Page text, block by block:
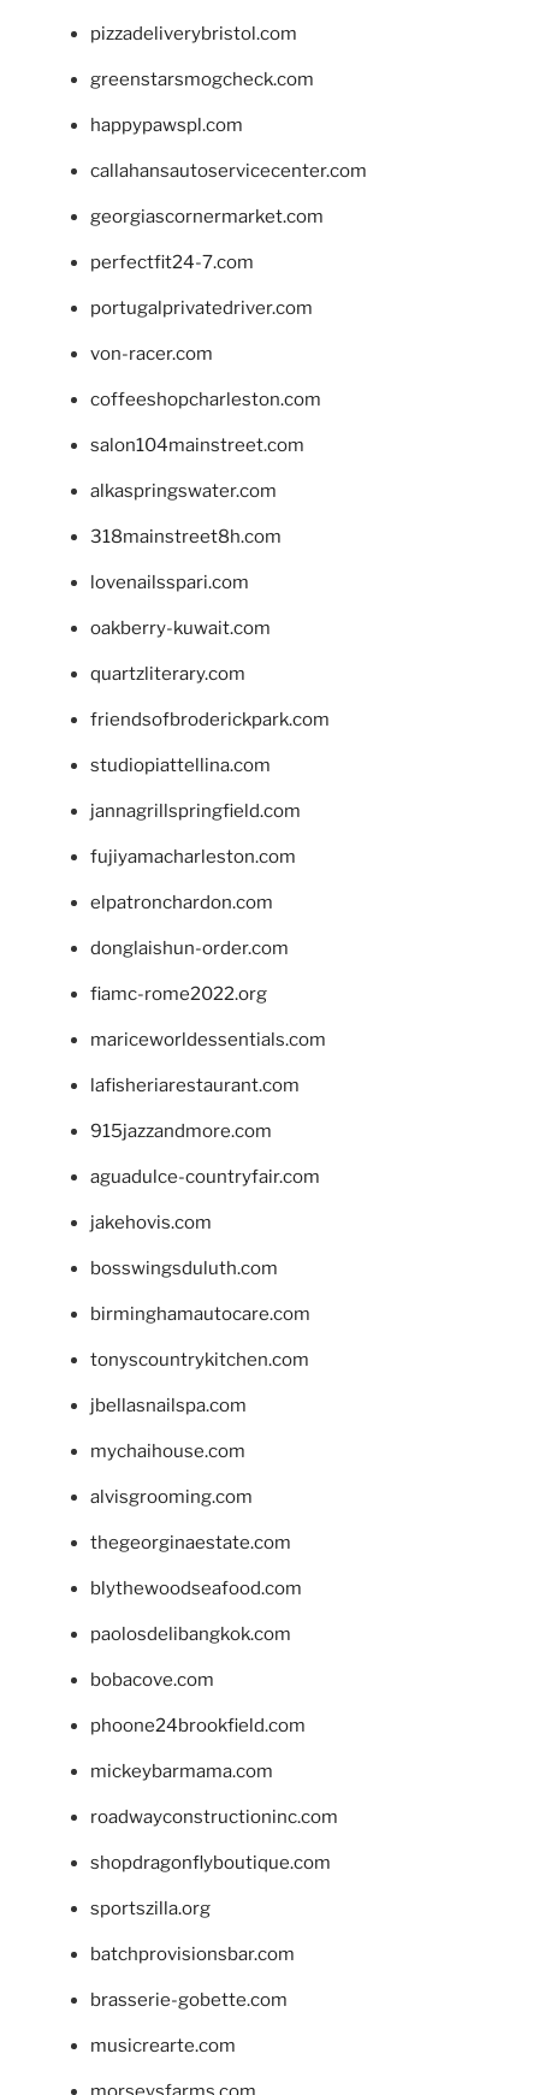
pizzadeliverybristol.com
greenstarsmogcheck.com
happypawspl.com
callahansautoservicecenter.com
georgiascornermarket.com
perfectfit24-7.com
portugalprivatedriver.com
von-racer.com
coffeeshopcharleston.com
salon104mainstreet.com
alkaspringswater.com
318mainstreet8h.com
lovenailsspari.com
oakberry-kuwait.com
quartzliterary.com
friendsofbroderickpark.com
studiopiattellina.com
jannagrillspringfield.com
fujiyamacharleston.com
elpatronchardon.com
donglaishun-order.com
fiamc-rome2022.org
mariceworldessentials.com
lafisheriarestaurant.com
915jazzandmore.com
aguadulce-countryfair.com
jakehovis.com
bosswingsduluth.com
birminghamautocare.com
tonyscountrykitchen.com
jbellasnailspa.com
mychaihouse.com
alvisgrooming.com
thegeorginaestate.com
blythewoodseafood.com
paolosdelibangkok.com
bobacove.com
phoone24brookfield.com
mickeybarmama.com
roadwayconstructioninc.com
shopdragonflyboutique.com
sportszilla.org
batchprovisionsbar.com
brasserie-gobette.com
musicrearte.com